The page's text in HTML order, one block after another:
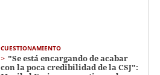
CUESTIONAMIENTO
"Se está encargando de acabar
con la poca credibilidad de la CSJ":